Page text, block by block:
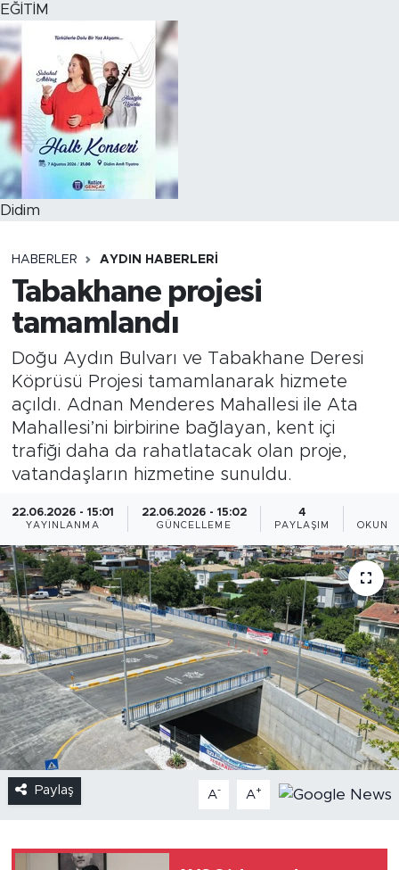
EĞİTİM
Didim
HABERLER AYDIN HABERLERI
Tabakhane projesi
tamamlandı
Doğu Aydın Bulvarı ve Tabakhane Deresi
Köprüsü Projesi tamamlanarak hizmete
açıldı. Adnan Menderes Mahallesi ile Ata
Mahallesi’ni birbirine bağlayan, kent içi
trafiği daha da rahatlatacak olan proje,
vatandaşların hizmetine sunuldu.
22.06.2026 - 15:01
YAYINLANMA
22.06.2026 - 15:02
GÜNCELLEME
4
PAYLAŞIM
Paylaş A- A+